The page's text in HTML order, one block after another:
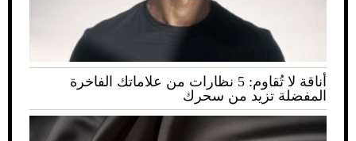
أناقة لا تُقاوم: 5 نظارات من علاماتك الفاخرة
المفضلة تزيد من سحرك